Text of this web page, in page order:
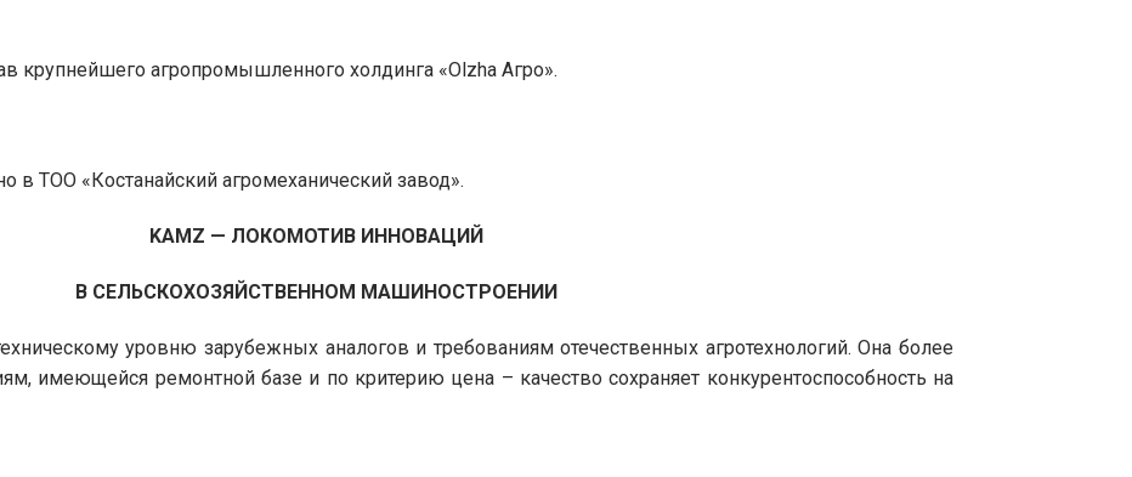
крупнейшего агропромышленного холдинга «Olzha Агро».
в ТОО «Костанайский агромеханический завод».
KAMZ — ЛОКОМОТИВ ИННОВАЦИЙ
В СЕЛЬСКОХОЗЯЙСТВЕННОМ МАШИНОСТРОЕНИИ
уровню зарубежных аналогов и требованиям отечественных агротехнологий. Она более
имеющейся ремонтной базе и по критерию цена – качество сохраняет конкурентоспособность на